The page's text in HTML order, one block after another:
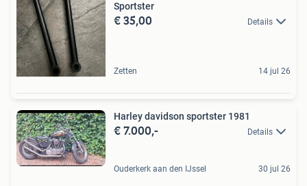
Sportster
€ 35,00 Details
Zetten 14 jul 26
Harley davidson sportster 1981
€ 7.000,- Details
Ouderkerk aan den IJssel 30 jul 26